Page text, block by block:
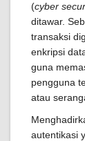
(cyber
ditawar.
transaksi
enkripsi
guna
pengguna
atau
autentikasi